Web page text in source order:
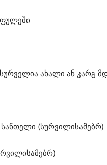
ახალი ან კარგ
(სურვილისამებრ)